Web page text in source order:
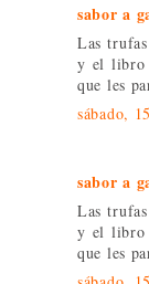
sabor a
Las
y el libro
que les
sábado,
sabor a
Las
y el libro
que les